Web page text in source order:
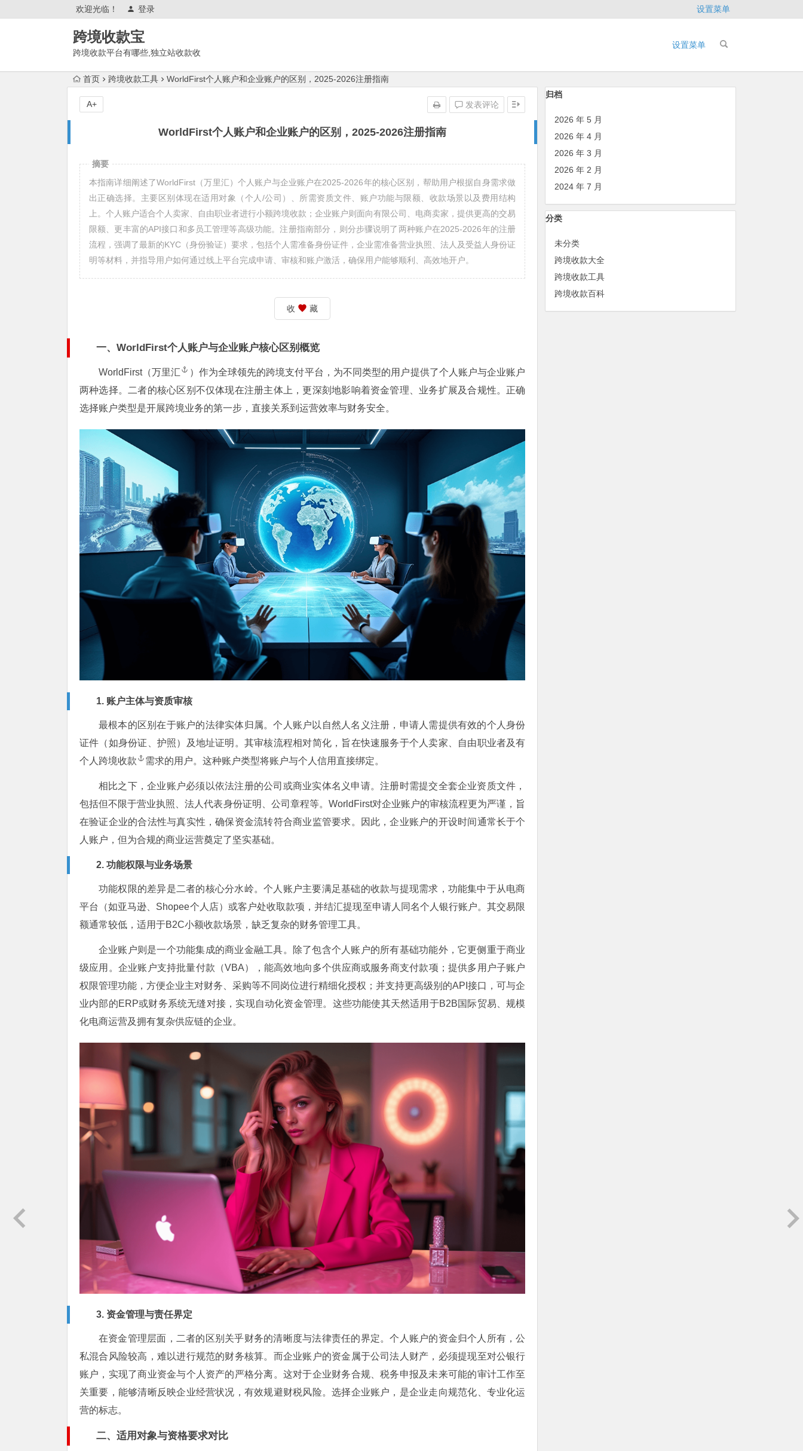
欢迎光临！ 登录 设置菜单
跨境收款宝
跨境收款平台有哪些,独立站收款收
具,平台,渠道,方式,账户
设置菜单
首页 跨境收款工具 WorldFirst个人账户和企业账户的区别，2025-2026注册指南
WorldFirst个人账户和企业账户的区别，2025-2026注册指南
发表评论
A+
摘要
本指南详细阐述了WorldFirst（万里汇）个人账户与企业账户在2025-2026年的核心区别，帮助用户根据自身需求做
出正确选择。主要区别体现在适用对象（个人/公司）、所需资质文件、账户功能与限额、收款场景以及费用结构
上。个人账户适合个人卖家、自由职业者进行小额跨境收款；企业账户则面向有限公司、电商卖家，提供更高的交易
限额、更丰富的API接口和多员工管理等高级功能。注册指南部分，则分步骤说明了两种账户在2025-2026年的注册
流程，强调了最新的KYC（身份验证）要求，包括个人需准备身份证件，企业需准备营业执照、法人及受益人身份证
明等材料，并指导用户如何通过线上平台完成申请、审核和账户激活，确保用户能够顺利、高效地开户。
收 藏
一、WorldFirst个人账户与企业账户核心区别概览
WorldFirst（万里汇
）作为全球领先的跨境支付平台，为不同类型的用户提供了个人账户与企业账户
两种选择。二者的核心区别不仅体现在注册主体上，更深刻地影响着资金管理、业务扩展及合规性。正确
选择账户类型是开展跨境业务的第一步，直接关系到运营效率与财务安全。
1. 账户主体与资质审核
最根本的区别在于账户的法律实体归属。个人账户以自然人名义注册，申请人需提供有效的个人身份
证件（如身份证、护照）及地址证明。其审核流程相对简化，旨在快速服务于个人卖家、自由职业者及有
个人 跨境收款 需求的用户。这种账户类型将账户与个人信用直接绑定。
相比之下，企业账户必须以依法注册的公司或商业实体名义申请。注册时需提交全套企业资质文件，
包括但不限于营业执照、法人代表身份证明、公司章程等。WorldFirst对企业账户的审核流程更为严谨，旨
在验证企业的合法性与真实性，确保资金流转符合商业监管要求。因此，企业账户的开设时间通常长于个
人账户，但为合规的商业运营奠定了坚实基础。
2. 功能权限与业务场景
功能权限的差异是二者的核心分水岭。个人账户主要满足基础的收款与提现需求，功能集中于从电商
平台（如亚马逊、Shopee个人店）或客户处收取款项，并结汇提现至申请人同名个人银行账户。其交易限
额通常较低，适用于B2C小额收款场景，缺乏复杂的财务管理工具。
企业账户则是一个功能集成的商业金融工具。除了包含个人账户的所有基础功能外，它更侧重于商业
级应用。企业账户支持批量付款（VBA），能高效地向多个供应商或服务商支付款项；提供多用户子账户
权限管理功能，方便企业主对财务、采购等不同岗位进行精细化授权；并支持更高级别的API接口，可与企
业内部的ERP或财务系统无缝对接，实现自动化资金管理。这些功能使其天然适用于B2B国际贸易、规模
化电商运营及拥有复杂供应链的企业。
3. 资金管理与责任界定
在资金管理层面，二者的区别关乎财务的清晰度与法律责任的界定。个人账户的资金归个人所有，公
私混合风险较高，难以进行规范的财务核算。而企业账户的资金属于公司法人财产，必须提现至对公银行
账户，实现了商业资金与个人资产的严格分离。这对于企业财务合规、税务申报及未来可能的审计工作至
关重要，能够清晰反映企业经营状况，有效规避财税风险。选择企业账户，是企业走向规范化、专业化运
营的标志。
二、适用对象与资格要求对比
归档
2026 年 5 月
2026 年 4 月
2026 年 3 月
2026 年 2 月
2024 年 7 月
分类
未分类
跨境收款大全
跨境收款工具
跨境收款百科